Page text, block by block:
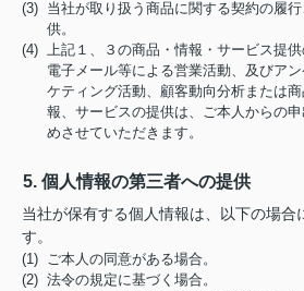
(3) 当社が取り扱う商品に関する契約の履
供。
(4) 上記１、３の商品・情報・サービス提供
電子メール等による営業活動、及びア
ケティング活動、顧客動向分析または
報、サービスの提供は、ご本人からの
めさせていただきます。
5. 個人情報の第三者への提供
当社が保有する個人情報は、以下の場合
す。
(1) ご本人の同意がある場合。
(2) 法令の規定に基づく場合。